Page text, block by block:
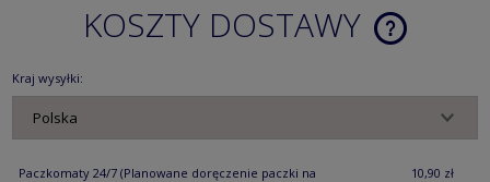
KOSZTY DOSTAWY
CENA NIE
Kraj wysyłki:
Paczkomaty 24/7 (Planowane doręczenie paczki na
10,90 zł